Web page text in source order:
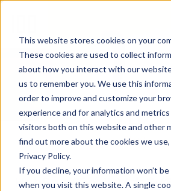
This website stores cookies on your
These cookies are used to collect
about how you interact with our
us to remember you. We use this
order to improve and customize your
experience and for analytics and
visitors both on this website and other
find out more about the cookies we
Privacy Policy.
If you decline, your information won’t
when you visit this website. A single
ブログ
BLOG
HubSpotでペルソナを